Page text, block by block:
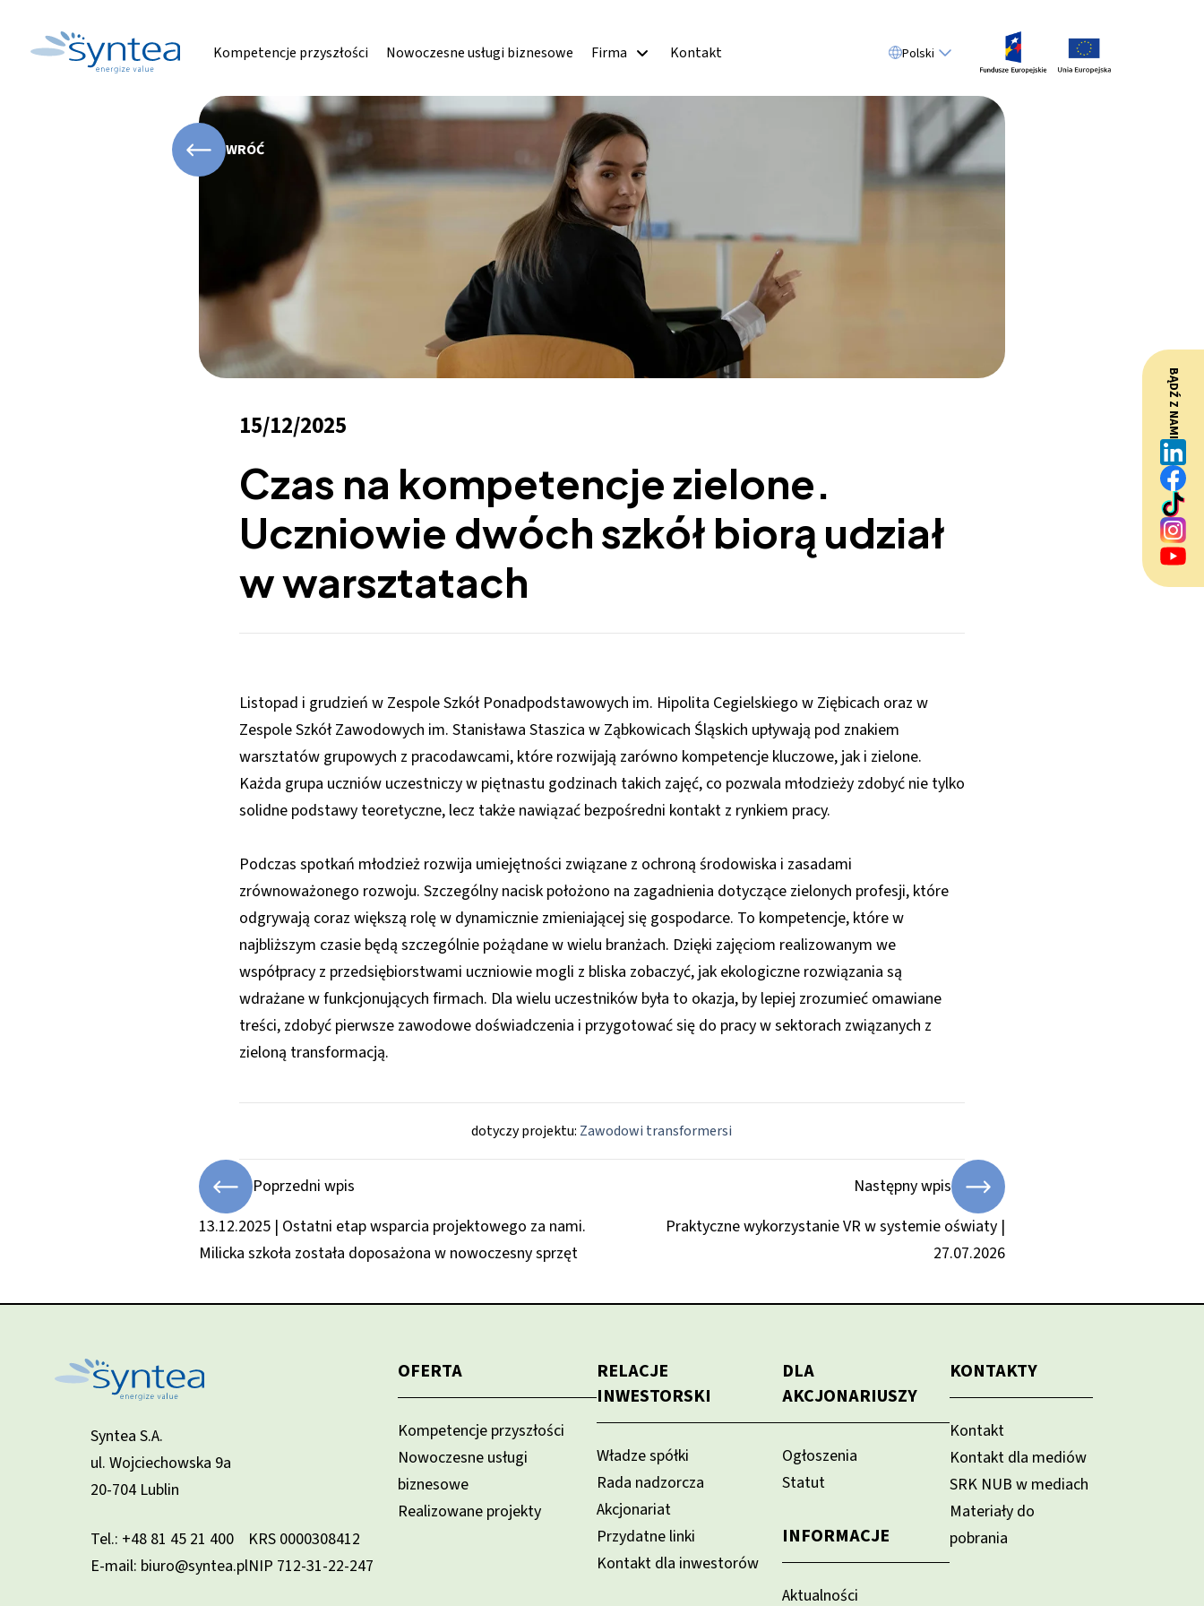
Kompetencje przyszłości Nowoczesne usługi biznesowe Firma Kontakt Polski
WRÓĆ
15/12/2025
Czas na kompetencje zielone.
Uczniowie dwóch szkół biorą udział
w warsztatach
Listopad i grudzień w Zespole Szkół Ponadpodstawowych im. Hipolita Cegielskiego w Ziębicach oraz w
Zespole Szkół Zawodowych im. Stanisława Staszica w Ząbkowicach Śląskich upływają pod znakiem
warsztatów grupowych z pracodawcami, które rozwijają zarówno kompetencje kluczowe, jak i zielone.
Każda grupa uczniów uczestniczy w piętnastu godzinach takich zajęć, co pozwala młodzieży zdobyć nie tylko
solidne podstawy teoretyczne, lecz także nawiązać bezpośredni kontakt z rynkiem pracy.
Podczas spotkań młodzież rozwija umiejętności związane z ochroną środowiska i zasadami
zrównoważonego rozwoju. Szczególny nacisk położono na zagadnienia dotyczące zielonych profesji, które
odgrywają coraz większą rolę w dynamicznie zmieniającej się gospodarce. To kompetencje, które w
najbliższym czasie będą szczególnie pożądane w wielu branżach. Dzięki zajęciom realizowanym we
współpracy z przedsiębiorstwami uczniowie mogli z bliska zobaczyć, jak ekologiczne rozwiązania są
wdrażane w funkcjonujących firmach. Dla wielu uczestników była to okazja, by lepiej zrozumieć omawiane
treści, zdobyć pierwsze zawodowe doświadczenia i przygotować się do pracy w sektorach związanych z
zieloną transformacją.
dotyczy projektu: Zawodowi transformersi
Poprzedni wpis
13.12.2025 | Ostatni etap wsparcia projektowego za nami.
Milicka szkoła została doposażona w nowoczesny sprzęt
Następny wpis
Praktyczne wykorzystanie VR w systemie oświaty |
27.07.2026
BĄDŹ Z NAMI
Syntea S.A.
ul. Wojciechowska 9a
20-704 Lublin
Tel.: +48 81 45 21 400
E-mail: biuro@syntea.pl
KRS 0000308412
NIP 712-31-22-247
OFERTA
Kompetencje przyszłości
Nowoczesne usługi
biznesowe
Realizowane projekty
RELACJE
INWESTORSKI
Władze spółki
Rada nadzorcza
Akcjonariat
Przydatne linki
Kontakt dla inwestorów
DLA
AKCJONARIUSZY
Ogłoszenia
Statut
INFORMACJE
Aktualności
KONTAKTY
Kontakt
Kontakt dla mediów
SRK NUB w mediach
Materiały do
pobrania